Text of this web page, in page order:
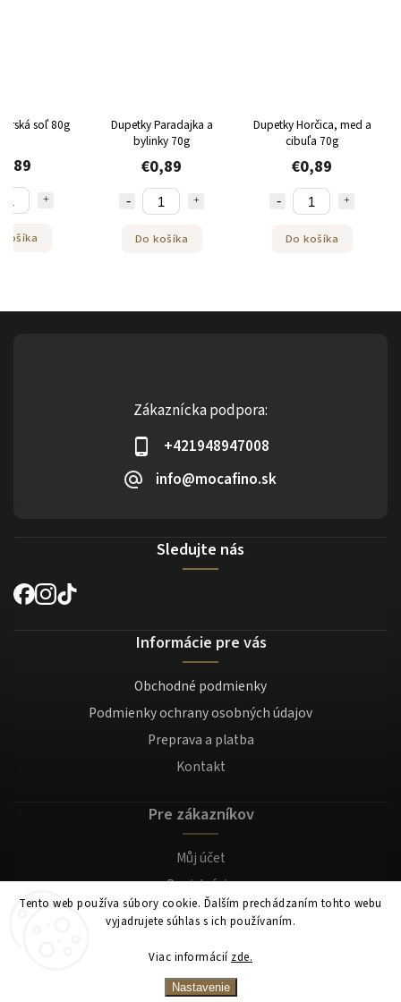
Tento web používa súbory cookie. Ďalším prechádzaním tohto webu
vyjadrujete súhlas s ich používaním.
Viac informácií zde.
Nastavenie
soľ 80g
košíka
Dupetky Paradajka a
bylinky 70g
€0,89
Do košíka
Dupetky Horčica, med a
cibuľa 70g
€0,89
Do košíka
Zákaznícka podpora:
+421948947008
info@mocafino.sk
Sledujte nás
Informácie pre vás
Obchodné podmienky
Podmienky ochrany osobných údajov
Preprava a platba
Kontakt
Pre zákazníkov
Můj účet
Registrácia
Prihlásenie
Mocafino.sk. Všetky práva vyhradené.